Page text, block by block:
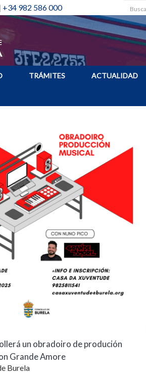
+34 982 586 000 Buscar
TRÁMITES ACTUALIDAD
un obradoiro de produción
Grande Amore
Burela